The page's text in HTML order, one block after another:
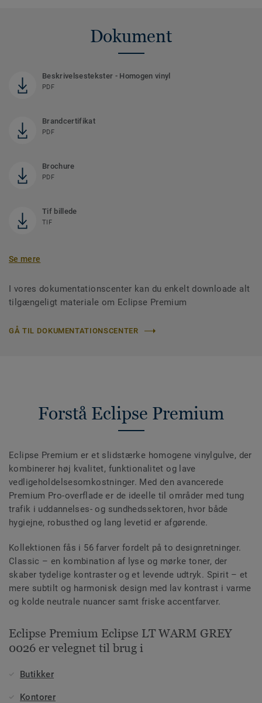
Dokument
Beskrivelsestekster - Homogen vinyl
PDF
Brandcertifikat
PDF
Brochure
PDF
Tif billede
TIF
Se mere
I vores dokumentationscenter kan du enkelt downloade alt
tilgængeligt materiale om Eclipse Premium
GÅ TIL DOKUMENTATIONSCENTER
Forstå Eclipse Premium
Eclipse Premium er et slidstærke homogene vinylgulve, der
kombinerer høj kvalitet, funktionalitet og lave
vedligeholdelsesomkostninger. Med den avancerede
Premium Pro-overflade er de ideelle til områder med tung
trafik i uddannelses- og sundhedssektoren, hvor både
hygiejne, robusthed og lang levetid er afgørende.
Kollektionen fås i 56 farver fordelt på to designretninger.
Classic – en kombination af lyse og mørke toner, der
skaber tydelige kontraster og et levende udtryk. Spirit – et
mere subtilt og harmonisk design med lav kontrast i varme
og kolde neutrale nuancer samt friske accentfarver.
Eclipse Premium Eclipse LT WARM GREY
0026 er velegnet til brug i
Butikker
Kontorer